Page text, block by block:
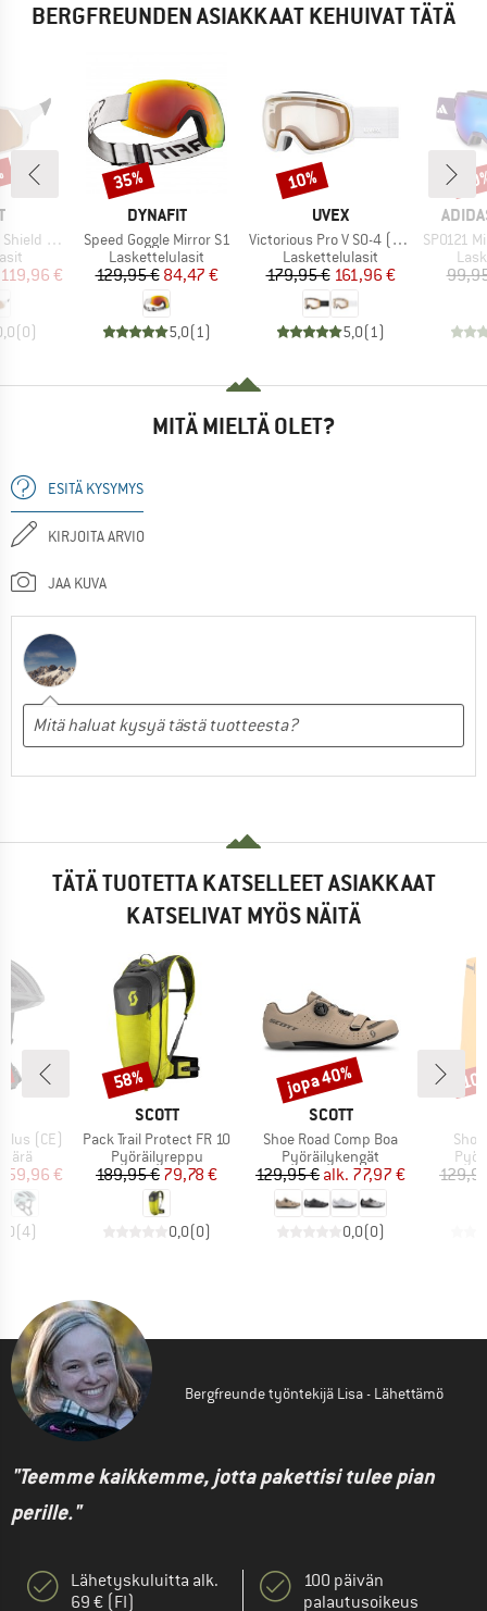
BERGFREUNDEN ASIAKKAAT KEHUIVAT TÄTÄ
S1-3
hinta
119,96 €
(0)
MERKKI
DYNAFIT
Tuote
Speed Goggle Mirror S1
Tuoteryhmä
Laskettelulasit
Hinta
129,95 €Alennettu hinta
84,47 €
5,0(1)
Alennus
35%
MERKKI
UVEX
Tuote
Victorious Pro V S0-4 (VLT 7-81%)
Tuoteryhmä
Laskettelulasit
Hinta
179,95 €Alennettu hinta
161,96 €
5,0(1)
Alennus
10%
Tuote
SP0121
MITÄ MIELTÄ OLET?
ESITÄ KYSYMYS
KIRJOITA ARVIO
JAA KUVA
TÄTÄ TUOTETTA KATSELLEET ASIAKKAAT
KATSELIVAT MYÖS NÄITÄ
(CE)
hinta
159,96 €
(4)
MERKKI
SCOTT
Tuote
Pack Trail Protect FR 10
Tuoteryhmä
Pyöräilyreppu
Hinta
189,95 €Alennettu hinta
79,78 €
0,0(0)
Alennus
58%
MERKKI
SCOTT
Tuote
Shoe Road Comp Boa
Tuoteryhmä
Pyöräilykengät
Hinta
129,95 € Alennettu hinta
alk. 77,97 €
0,0(0)
Alennus
jopa 40%
Tuote
Bergfreunde työntekijä Lisa - Lähettämö
"Teemme kaikkemme, jotta pakettisi tulee pian
perille."
Lähetyskuluitta alk.
69 € (FI)
100 päivän
palautusoikeus